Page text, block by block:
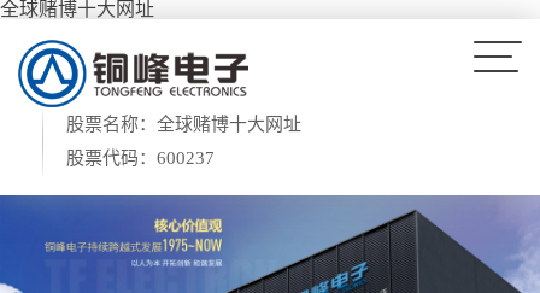
全球赌博十大网址
股票名称：全球赌博十大网址
股票代码：600237